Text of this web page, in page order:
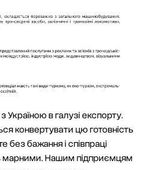
Україною в галузі експорту.
конвертувати цю готовність
без бажання і співпраці
марними. Нашим підприємцям